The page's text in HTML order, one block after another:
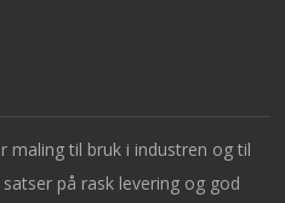
maling til bruk i industren og til
på rask levering og god